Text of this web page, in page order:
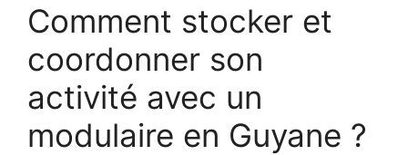
Comment stocker et
coordonner son
activité avec un
modulaire en Guyane ?